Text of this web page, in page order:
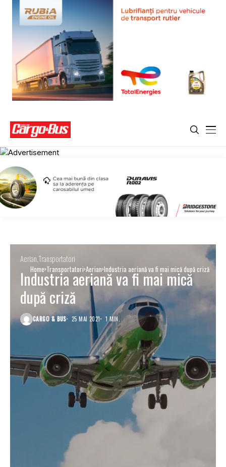
Home Transportatori Aerian Industria aeriană va fi mai mică după criză
AerianTransportatori
Industria aeriană va fi mai mică
după criză
CARGO & BUS 25 MAI 2021 1 MIN.